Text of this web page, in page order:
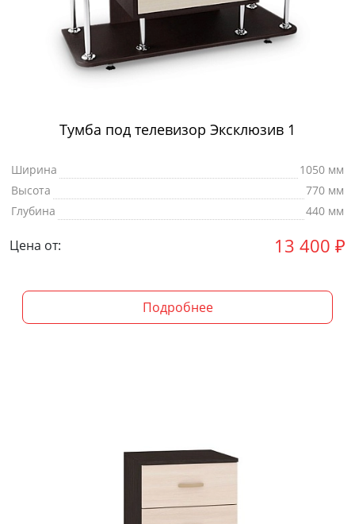
Тумба под телевизор Эксклюзив 1
Ширина
1050 мм
Высота
770 мм
Глубина
440 мм
Цена от: 13 400 ₽
Подробнее